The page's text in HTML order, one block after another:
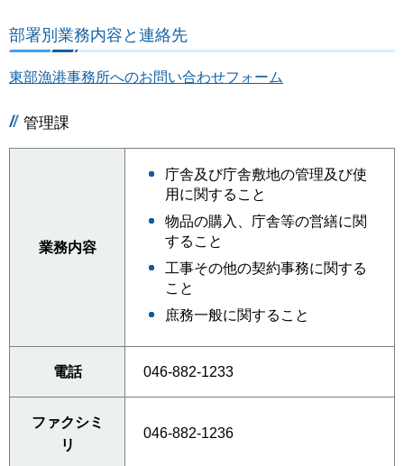
部署別業務内容と連絡先
東部漁港事務所へのお問い合わせフォーム
管理課
業務内容
庁舎及び庁舎敷地の管理及び使
用に関すること
物品の購入、庁舎等の営繕に関
すること
工事その他の契約事務に関する
こと
庶務一般に関すること
電話 046-882-1233
ファクシミ
リ
046-882-1236